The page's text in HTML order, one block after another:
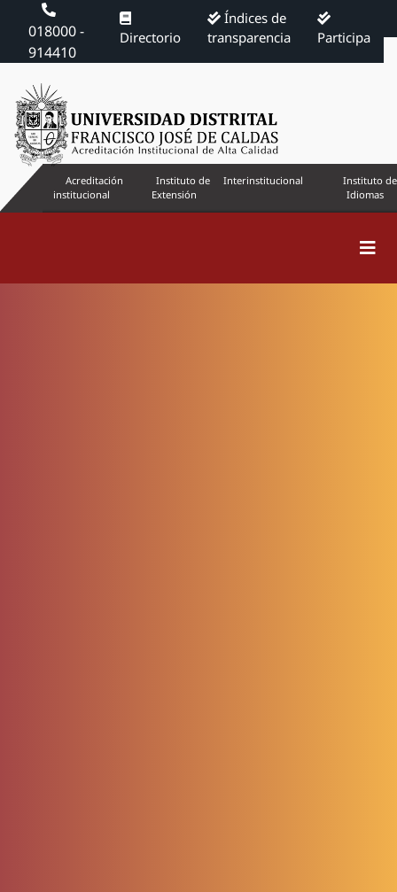
018000 -
914410
Directorio
Índices de
transparencia
Participa
Acreditación
institucional
Instituto de
Extensión
Interinstitucional
Instituto de
Idiomas